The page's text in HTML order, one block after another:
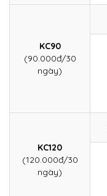
KC90
(90.000đ/30
ngày)
KC120
(120.000đ/30
ngày)